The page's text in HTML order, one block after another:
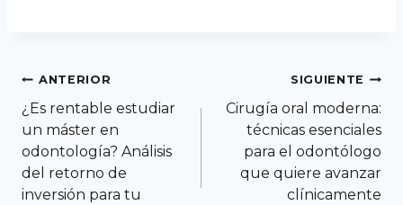
ANTERIOR
¿Es rentable estudiar
un máster en
odontología? Análisis
del retorno de
inversión para tu
SIGUIENTE
Cirugía oral moderna:
técnicas esenciales
para el odontólogo
que quiere avanzar
clínicamente